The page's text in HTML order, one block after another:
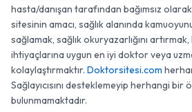
hasta/danışan tarafından bağımsız
sitesinin amacı, sağlık alanında
sağlamak, sağlık okuryazarlığını
ihtiyaçlarına uygun en iyi doktor veya
kolaylaştırmaktır. Doktorsitesi.com
Sağlayıcısını desteklemeyip herhangi bir
bulunmamaktadır.